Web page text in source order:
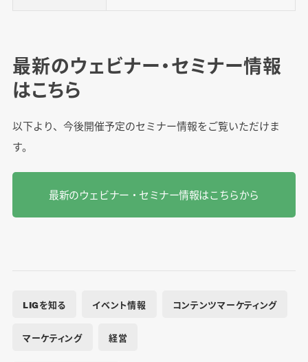
最新のウェビナー・セミナー情報
はこちら
以下より、今後開催予定のセミナー情報をご覧いただけま
す。
最新のウェビナー・セミナー情報はこちらから
LIGを知る イベント情報 コンテンツマーケティング
マーケティング 経営